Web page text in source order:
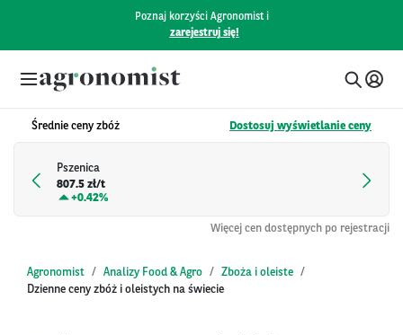
Poznaj korzyści Agronomist i
zarejestruj się!
Średnie ceny zbóż Dostosuj wyświetlanie ceny
Pszenica
807.5 zł/t
+0.42%
Więcej cen dostępnych po rejestracji
Agronomist Analizy Food & Agro
Zboża i oleiste
Dzienne ceny zbóż i oleistych na świecie